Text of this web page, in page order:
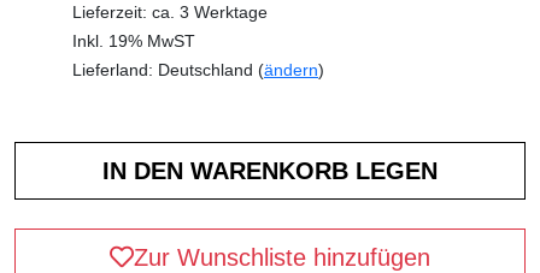
Lieferzeit: ca. 3 Werktage
Inkl. 19% MwST
Lieferland: Deutschland (ändern)
Zur Wunschliste hinzufügen